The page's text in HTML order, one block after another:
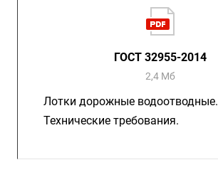
ГОСТ 32955-2014
2,4 Мб
Лотки дорожные водоотводные.
Технические требования.